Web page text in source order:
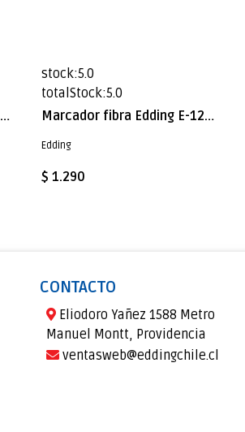
Marcador fibra Edding E-1200 Café
stock:5.0
totalStock:5.0
Marcador fibra Edding E-1200 Rosado Pastel
Edding
$ 1.290
CONTACTO
Eliodoro Yañez 1588 Metro
Manuel Montt, Providencia
ventasweb@eddingchile.cl